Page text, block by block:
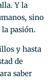
Y la
sino
pasión.
y hasta
de
saber